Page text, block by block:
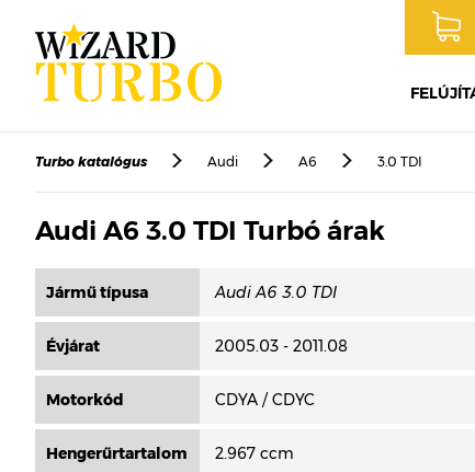
Turbo katalógus Audi A6 3.0 TDI
Audi A6 3.0 TDI Turbó árak
Jármű típusa
Évjárat 2005.03 - 2011.08
Motorkód CDYA / CDYC
Hengerűrtartalom 2.967 ccm